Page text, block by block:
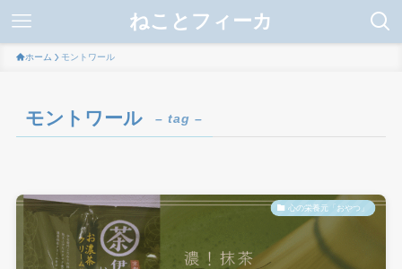
ねことフィーカ
ホーム モントワール
モントワール – tag –
心の栄養元「おやつ」